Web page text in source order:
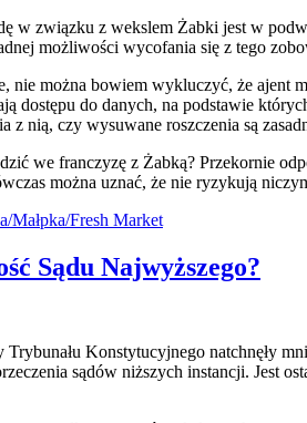
w związku z wekslem Żabki jest w
możliwości wycofania się z tego
nie można bowiem wykluczyć, że
dostępu do danych, na podstawie
nią, czy wysuwane roszczenia są
we franczyzę z Żabką? Przekornie
można uznać, że nie ryzykują
Małpka/Fresh Market
Sądu Najwyższego?
Konstytucyjnego natchnęły
sądów niższych instancji. Jest